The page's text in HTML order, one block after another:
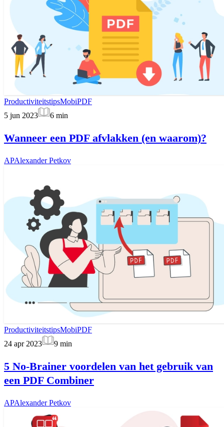
ProductiviteitstipsMobiPDF
5 jun 2023
6 min
Wanneer een PDF afvlakken (en waarom)?
APAlexander Petkov
ProductiviteitstipsMobiPDF
24 apr 2023
9 min
5 No-Brainer voordelen van het gebruik van
een PDF Combiner
APAlexander Petkov